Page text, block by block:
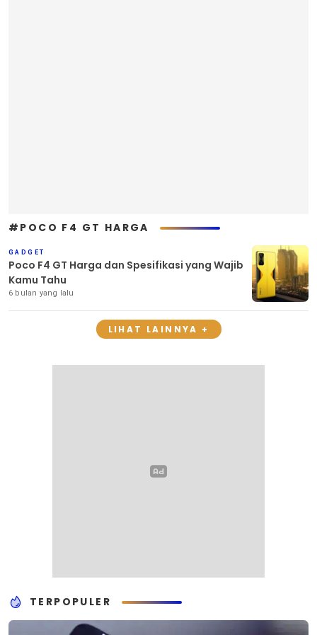
#POCO F4 GT HARGA
GADGET
Poco F4 GT Harga dan Spesifikasi yang Wajib
Kamu Tahu
6 bulan yang lalu
LIHAT LAINNYA +
TERPOPULER